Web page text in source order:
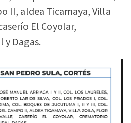
II, aldea Ticamaya, Villa
El Coyolar,
Dagas.